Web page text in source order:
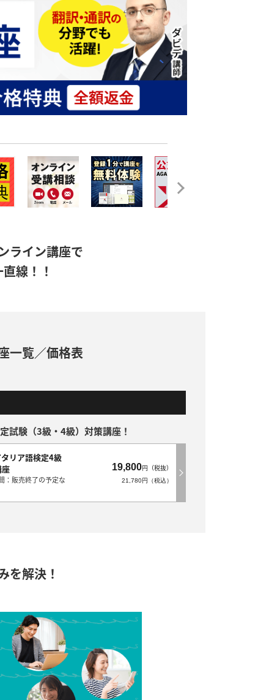
ライン講座で
線！！
一覧／価格表
試験（3級・4級）対策講座！
リア語検定4級
：販売終了の予定な
19,800円（税抜）
21,780円（税込）
を解決！